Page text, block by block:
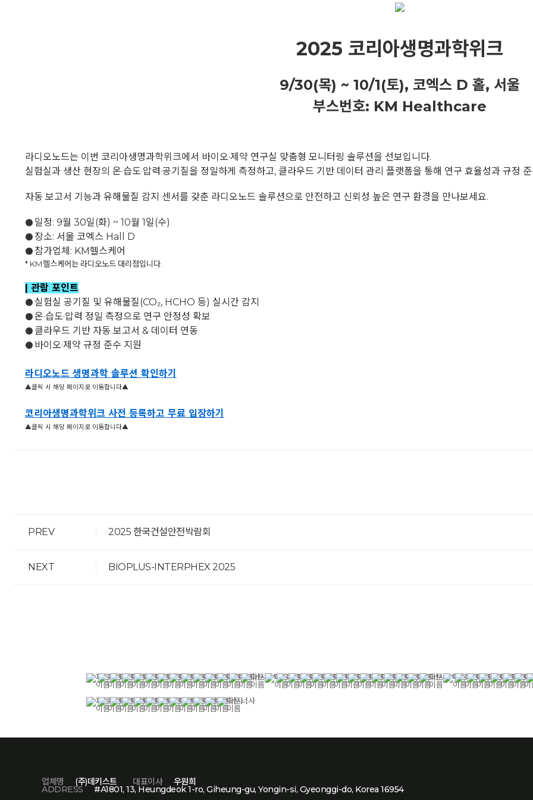
2025 코리아생명과학위크
9/30(목) ~ 10/1(토), 코엑스 D 홀, 서울
부스번호: KM Healthcare
라디오노드는 이번 코리아생명과학위크에서 바이오·제약 연구실 맞춤형 모니터링 솔루션을 선보입니다.
실험실과 생산 현장의 온·습도·압력·공기질을 정밀하게 측정하고, 클라우드 기반 데이터 관리 플랫폼을 통해 연구 효율성과 규정
자동 보고서 기능과 유해물질 감지 센서를 갖춘 라디오노드 솔루션으로 안전하고 신뢰성 높은 연구 환경을 만나보세요.
● 일정: 9월 30일(화) ~ 10월 1일(수)
● 장소: 서울 코엑스 Hall D
● 참가업체: KM헬스케어
* KM헬스케어는 라디오노드 대리점입니다.
| 관람 포인트
●실험실 공기질 및 유해물질(CO₂, HCHO 등) 실시간 감지
● 온·습도·압력 정밀 측정으로 연구 안정성 확보
● 클라우드 기반 자동 보고서 & 데이터 연동
● 바이오·제약 규정 준수 지원
라디오노드 생명과학 솔루션 확인하기
▲클릭 시 해당 페이지로 이동합니다▲
코리아생명과학위크 사전 등록하고 무료 입장하기
▲클릭 시 해당 페이지로 이동합니다▲
PREV 2025 한국건설안전박람회
NEXT BIOPLUS-INTERPHEX 2025
업체명 (주)데키스트 대표이사 우원희
ADDRESS #A1801, 13, Heungdeok 1-ro, Giheung-gu, Yongin-si, Gyeonggi-do, Korea 16954